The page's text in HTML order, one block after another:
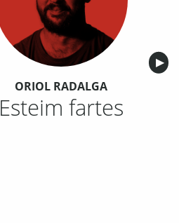
▶︎
ORIOL RADALGA
Esteim fartes